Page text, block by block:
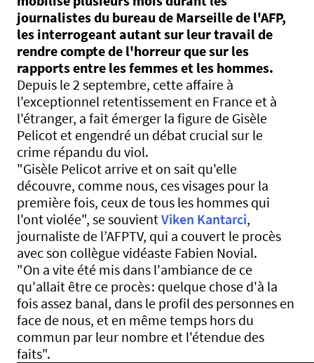
journalistes du bureau de Marseille de l'AFP,
les interrogeant autant sur leur travail de
rendre compte de l'horreur que sur les
rapports entre les femmes et les hommes.
Depuis le 2 septembre, cette affaire à
l'exceptionnel retentissement en France et à
l'étranger, a fait émerger la figure de Gisèle
Pelicot et engendré un débat crucial sur le
crime répandu du viol.
"Gisèle Pelicot arrive et on sait qu'elle
découvre, comme nous, ces visages pour la
première fois, ceux de tous les hommes qui
l'ont violée", se souvientViken Kantarci,
journaliste de l’AFPTV, qui a couvert le procès
avec son collègue vidéaste Fabien Novial.
"On a vite été mis dans l'ambiance de ce
qu'allait être ce procès : quelque chose d'à la
fois assez banal, dans le profil des personnes en
face de nous, et en même temps hors du
commun par leur nombre et l'étendue des
faits".